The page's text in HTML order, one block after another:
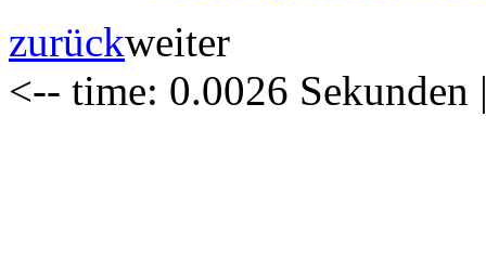
zurückweiter
<-- time: 0.0026